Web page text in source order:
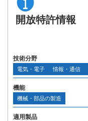
開放特許情報
技術分野
電気・電子 情報・通信
機能
機械・部品の製造
適用製品